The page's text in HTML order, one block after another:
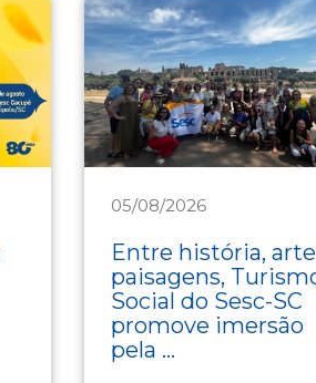
Turismo
05/08/2026
Entre história,
paisagens,
Social do Sesc-SC
promove imersão
pela ...